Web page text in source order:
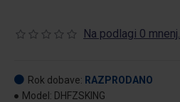
Na podlagi 0 mnenj.
Rok dobave: RAZPRODANO
Model: DHFZSKING